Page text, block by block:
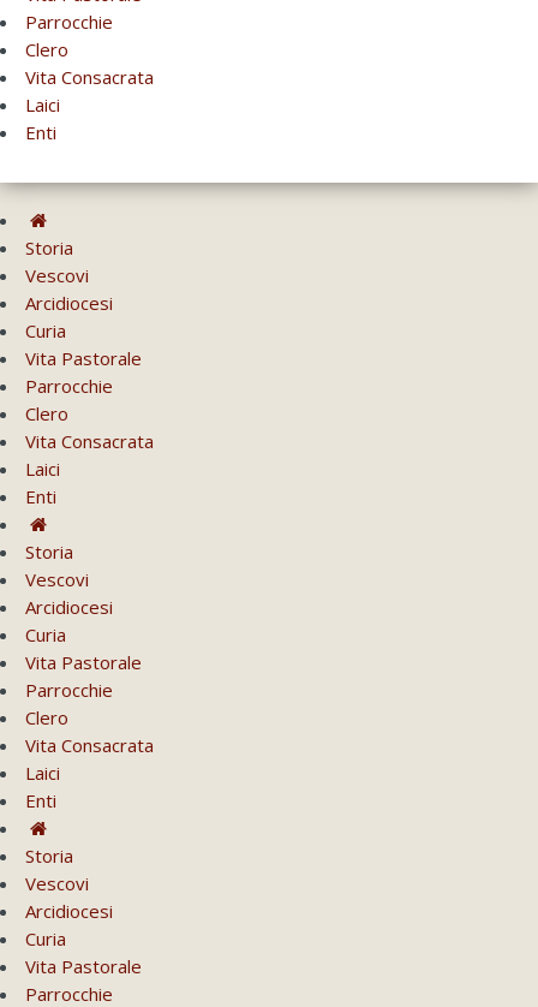
Parrocchie
Clero
Vita Consacrata
Laici
Enti
Storia
Vescovi
Arcidiocesi
Curia
Vita Pastorale
Parrocchie
Clero
Vita Consacrata
Laici
Enti
Storia
Vescovi
Arcidiocesi
Curia
Vita Pastorale
Parrocchie
Clero
Vita Consacrata
Laici
Enti
Storia
Vescovi
Arcidiocesi
Curia
Vita Pastorale
Parrocchie